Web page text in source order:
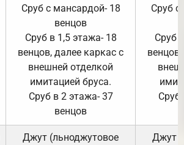
Сруб с мансардой- 18
венцов
Сруб в 1,5 этажа- 18
венцов, далее каркас с
внешней отделкой
имитацией бруса.
Сруб в 2 этажа- 37
венцов
Сруб с
Сруб
Сруб
Джут (льноджутовое
Джут